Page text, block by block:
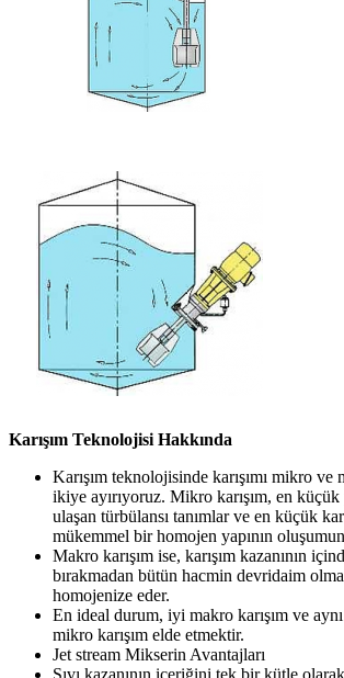
Karışım Teknolojisi Hakkında
Karışım teknolojisinde karışımı mikro
ikiye ayırıyoruz. Mikro karışım, en
ulaşan türbülansı tanımlar ve en küçük
mükemmel bir homojen yapının
Makro karışım ise, karışım kazanının
bırakmadan bütün hacmin devridaim
homojenize eder.
En ideal durum, iyi makro karışım ve
mikro karışım elde etmektir.
Jet stream Mikserin Avantajları
Sıvı kazanının içeriğini tek bir kütle